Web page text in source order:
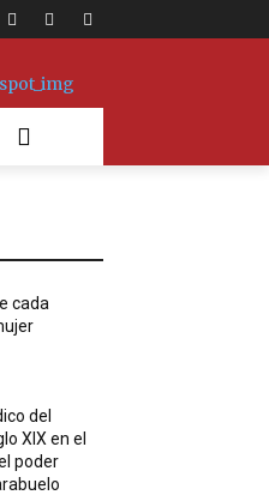
cada
del
XIX en el
poder